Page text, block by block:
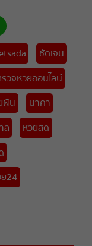
ชัดเจน
วจหวยออนไลน์
ฝัน
นาคา
ล
หวยสด
24